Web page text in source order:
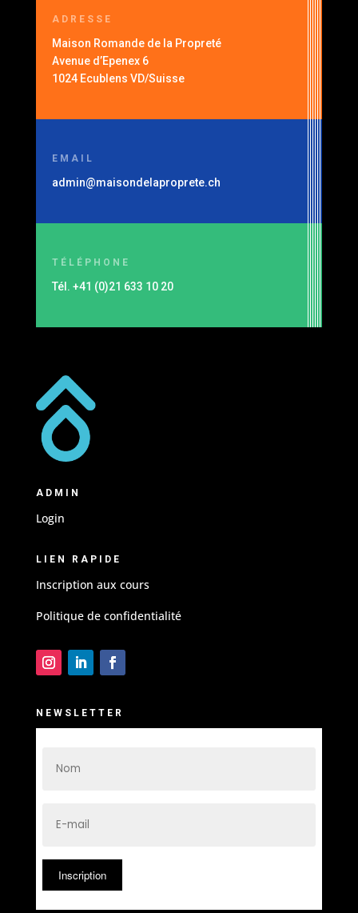
ADRESSE
Maison Romande de la Propreté
Avenue d’Epenex 6
1024 Ecublens VD/Suisse
EMAIL
admin@maisondelaproprete.ch
TÉLÉPHONE
Tél. +41 (0)21 633 10 20
ADMIN
Login
LIEN RAPIDE
Inscription aux cours
Politique de confidentialité
NEWSLETTER
Inscription